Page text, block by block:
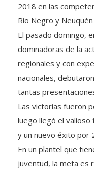
2018 en las
Río Negro y
El pasado domingo,
dominadoras de la
regionales y con
nacionales,
tantas
Las victorias fueron
luego llegó el valioso
y un nuevo éxito por
En un plantel que
juventud, la meta es